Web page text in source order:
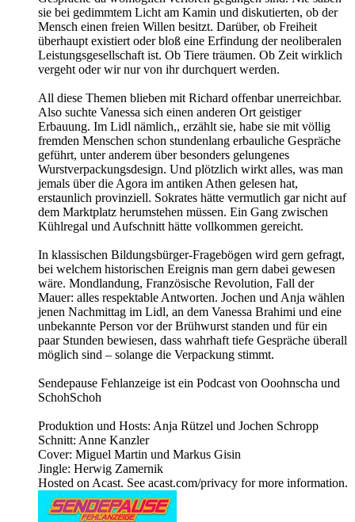
sie bei gedimmtem Licht am Kamin und diskutierten, ob der
Mensch einen freien Willen besitzt. Darüber, ob Freiheit
überhaupt existiert oder bloß eine Erfindung der neoliberalen
Leistungsgesellschaft ist. Ob Tiere träumen. Ob Zeit wirklich
vergeht oder wir nur von ihr durchquert werden.
All diese Themen blieben mit Richard offenbar unerreichbar.
Also suchte Vanessa sich einen anderen Ort geistiger
Erbauung. Im Lidl nämlich,, erzählt sie, habe sie mit völlig
fremden Menschen schon stundenlang erbauliche Gespräche
geführt, unter anderem über besonders gelungenes
Wurstverpackungsdesign. Und plötzlich wirkt alles, was man
jemals über die Agora im antiken Athen gelesen hat,
erstaunlich provinziell. Sokrates hätte vermutlich gar nicht auf
dem Marktplatz herumstehen müssen. Ein Gang zwischen
Kühlregal und Aufschnitt hätte vollkommen gereicht.
In klassischen Bildungsbürger-Fragebögen wird gern gefragt,
bei welchem historischen Ereignis man gern dabei gewesen
wäre. Mondlandung, Französische Revolution, Fall der
Mauer: alles respektable Antworten. Jochen und Anja wählen
jenen Nachmittag im Lidl, an dem Vanessa Brahimi und eine
unbekannte Person vor der Brühwurst standen und für ein
paar Stunden bewiesen, dass wahrhaft tiefe Gespräche überall
möglich sind – solange die Verpackung stimmt.
Sendepause Fehlanzeige ist ein Podcast von Ooohnscha und
SchohSchoh
Produktion und Hosts: Anja Rützel und Jochen Schropp
Schnitt: Anne Kanzler
Cover: Miguel Martin und Markus Gisin
Jingle: Herwig Zamernik
Hosted on Acast. See acast.com/privacy for more information.